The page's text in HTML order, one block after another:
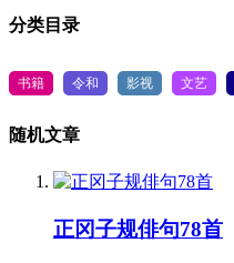
分类目录
书籍 令和 影视 文艺
随机文章
正冈子规俳句78首